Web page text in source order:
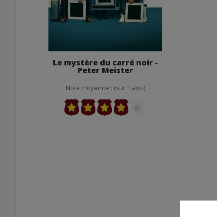
Le mystère du carré noir -
Peter Meister
Note moyenne : (sur 1 avis)